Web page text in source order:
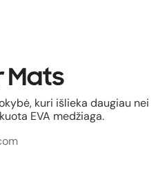
kuri išlieka daugiau nei
EVA medžiaga.